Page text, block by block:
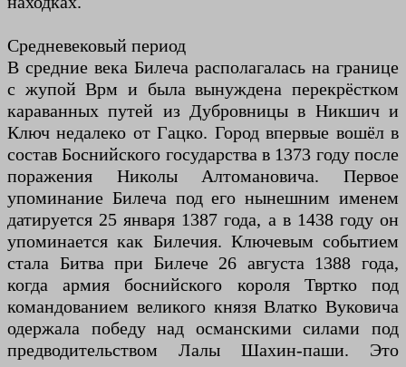
Средневековый период
В средние века Билеча располагалась на границе
с жупой Врм и была вынуждена перекрёстком
караванных путей из Дубровницы в Никшич и
Ключ недалеко от Гацко. Город впервые вошёл в
состав Боснийского государства в 1373 году после
поражения Николы Алтомановича. Первое
упоминание Билеча под его нынешним именем
датируется 25 января 1387 года, а в 1438 году он
упоминается как Билечия. Ключевым событием
стала Битва при Билече 26 августа 1388 года,
когда армия боснийского короля Твртко под
командованием великого князя Влатко Вуковича
одержала победу над османскими силами под
предводительством Лалы Шахин-паши. Это